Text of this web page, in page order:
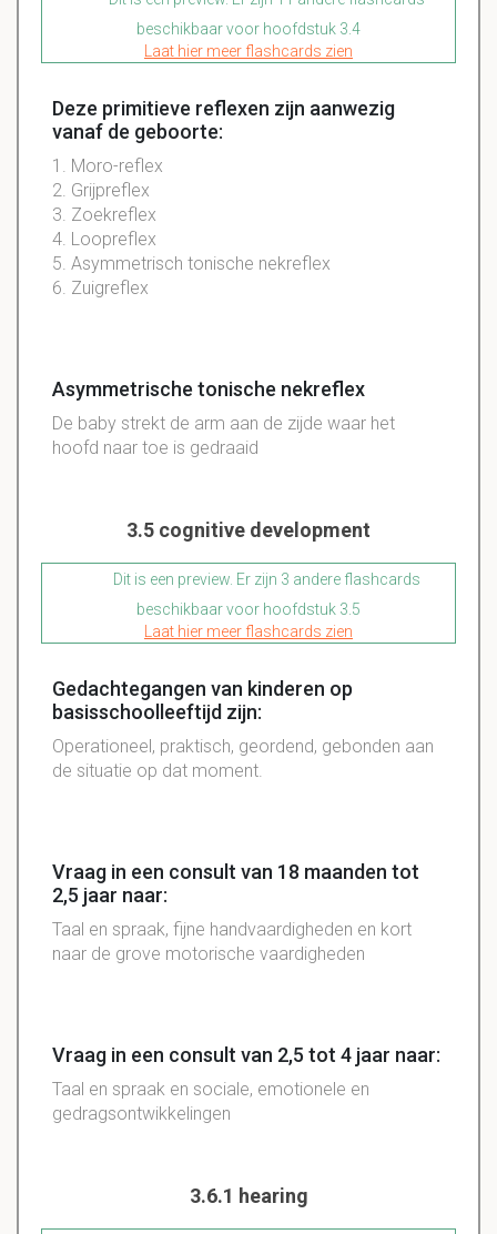
beschikbaar voor hoofdstuk 3.4
Laat hier meer flashcards zien
Deze primitieve reflexen zijn aanwezig
vanaf de geboorte:
1. Moro-reflex
2. Grijpreflex
3. Zoekreflex
4. Loopreflex
5. Asymmetrisch tonische nekreflex
6. Zuigreflex
Asymmetrische tonische nekreflex
De baby strekt de arm aan de zijde waar het
hoofd naar toe is gedraaid
3.5 cognitive development
Dit is een preview. Er zijn 3 andere flashcards
beschikbaar voor hoofdstuk 3.5
Laat hier meer flashcards zien
Gedachtegangen van kinderen op
basisschoolleeftijd zijn:
Operationeel, praktisch, geordend, gebonden aan
de situatie op dat moment.
Vraag in een consult van 18 maanden tot
2,5 jaar naar:
Taal en spraak, fijne handvaardigheden en kort
naar de grove motorische vaardigheden
Vraag in een consult van 2,5 tot 4 jaar naar:
Taal en spraak en sociale, emotionele en
gedragsontwikkelingen
3.6.1 hearing